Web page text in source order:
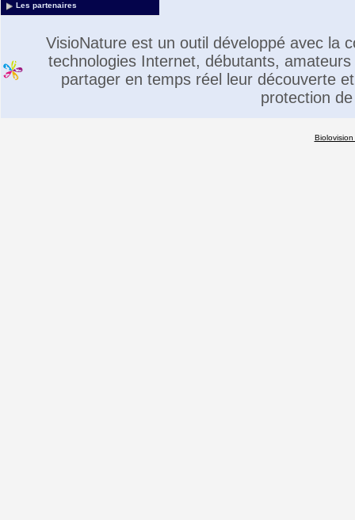
Les partenaires
VisioNature est un outil développé avec la
technologies Internet, débutants,
partager en temps réel leur découverte
protection
Biolovision